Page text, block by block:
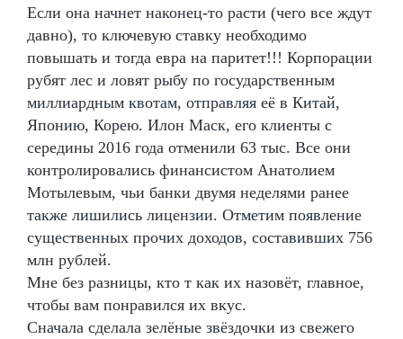
Если она начнет наконец-то расти (чего все ждут
давно), то ключевую ставку необходимо
повышать и тогда евра на паритет!!! Корпорации
рубят лес и ловят рыбу по государственным
миллиардным квотам, отправляя её в Китай,
Японию, Корею. Илон Маск, его клиенты с
середины 2016 года отменили 63 тыс. Все они
контролировались финансистом Анатолием
Мотылевым, чьи банки двумя неделями ранее
также лишились лицензии. Отметим появление
существенных прочих доходов, составивших 756
млн рублей.
Мне без разницы, кто т как их назовёт, главное,
чтобы вам понравился их вкус.
Сначала сделала зелёные звёздочки из свежего